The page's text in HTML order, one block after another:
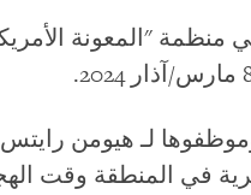
"المعونة
لـ هيومن
في المنطقة وقت